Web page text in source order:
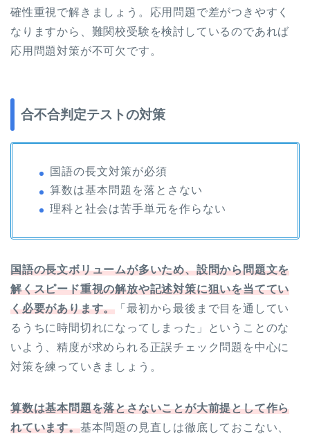
確性重視で解きましょう。応用問題で差がつきやすく
なりますから、難関校受験を検討しているのであれば
応用問題対策が不可欠です。
合不合判定テストの対策
国語の長文対策が必須
算数は基本問題を落とさない
理科と社会は苦手単元を作らない
国語の長文ボリュームが多いため、設問から問題文を
解くスピード重視の解放や記述対策に狙いを当ててい
く必要があります。 「最初から最後まで目を通してい
るうちに時間切れになってしまった」ということのな
いよう、精度が求められる正誤チェック問題を中心に
対策を練っていきましょう。
算数は基本問題を落とさないことが大前提として作ら
れています。基本問題の見直しは徹底しておこない、